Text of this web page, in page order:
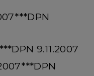
9.11.2007